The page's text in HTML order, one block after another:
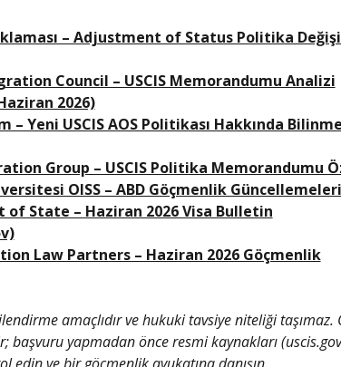
– Adjustment of Status Politika
Council – USCIS Memorandumu Analizi
2026)
– Yeni USCIS AOS Politikası Hakkında
Group – USCIS Politika Memorandumu
OISS – ABD Göçmenlik Güncellemeleri
of State – Haziran 2026 Visa Bulletin
Law Partners – Haziran 2026 Göçmenlik
amaçlıdır ve hukuki tavsiye niteliği taşımaz.
başvuru yapmadan önce resmi kaynakları
edin ve bir göçmenlik avukatına danışın.